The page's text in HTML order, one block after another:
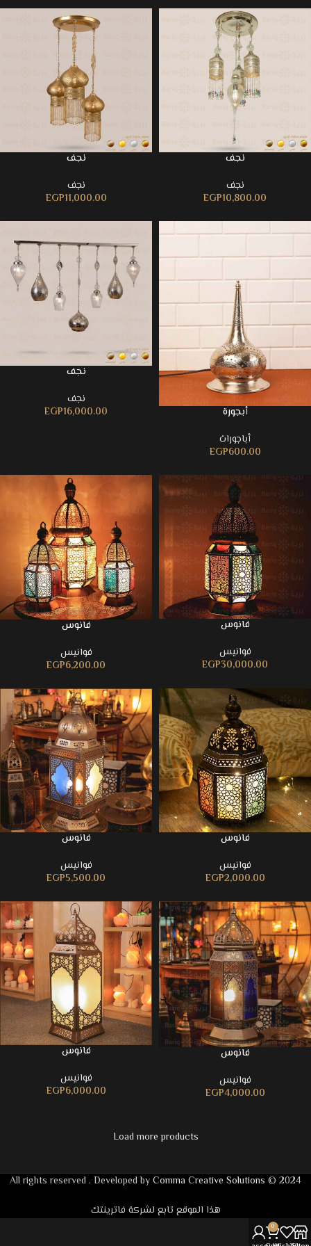
نجف
نجف
EGP10,800.00
نجف
نجف
EGP11,000.00
أبجورة
أباجورات
EGP600.00
نجف
نجف
EGP16,000.00
فانوس
فوانيس
EGP30,000.00
فانوس
فوانيس
EGP6,200.00
فانوس
فوانيس
EGP2,000.00
فانوس
فوانيس
EGP5,500.00
فانوس
فوانيس
EGP4,000.00
فانوس
فوانيس
EGP6,000.00
Load more products
2024 © All rights reserved . Developed by
Comma Creative Solutions
هذا الموقع تابع لشركة فاترينتك
0